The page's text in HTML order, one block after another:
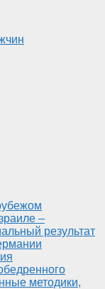
–
результат
методики,